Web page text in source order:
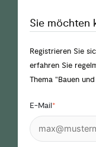
Sie möchten
Registrieren Sie
erfahren Sie
Thema "Bauen
E-Mail*